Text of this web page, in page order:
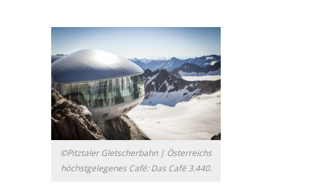
©Pitztaler Gletscherbahn | Österreichs
höchstgelegenes Café: Das Café 3.440.